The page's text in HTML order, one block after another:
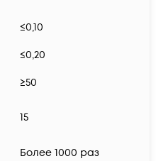
≤0,10
≤0,20
≥50
15
Более 1000 раз